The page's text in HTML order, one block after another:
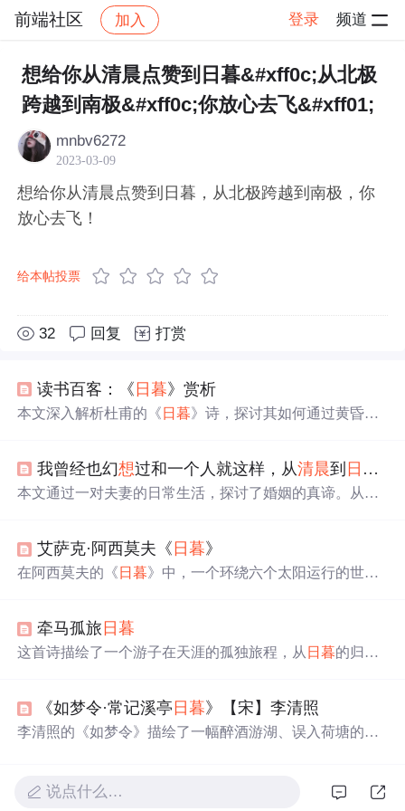
前端社区 加入 登录 频道
社区 前端社区 感慨 帖子详情
想给你从清晨点赞到日暮&#xff0c;从北极
跨越到南极&#xff0c;你放心去飞&#xff01;
mnbv6272
2023-03-09
想给你从清晨点赞到日暮，从北极跨越到南极，你
放心去飞！
给本帖投票
32 回复 打赏
读书百客：《 日暮》赏析
本文深入解析杜甫的《 日暮》诗，探讨其如何通过黄昏乡
我曾经也幻想过和一个人就这样，从清晨到 日暮
本文通过一对夫妻的日常生活，探讨了婚姻的真谛。从经
解远比物质更重要，展现了夫妻间深厚的情感和对生活的
热爱。
艾萨克·阿西莫夫《 日暮》
在阿西莫夫的《 日暮》中，一个环绕六个太阳运行的世界
突然出现的星星导致了全球范围的疯狂。
牵马孤旅 日暮
这首诗描绘了一个游子在天涯的孤独旅程，从 日暮的归途
平静与满足。
《如梦令·常记溪亭 日暮》【宋】李清照
李清照的《如梦令》描绘了一幅醉酒游湖、误入荷塘的美
词展现了李清照早期生活的闲适情趣，以及其独特的文学
说点什么…